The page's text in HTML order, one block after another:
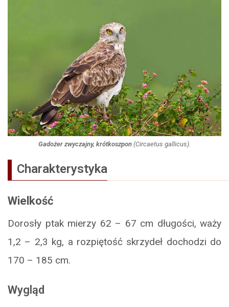
Gadożer zwyczajny, krótkoszpon (Circaetus gallicus).
Charakterystyka
Wielkość
Dorosły ptak mierzy 62 – 67 cm długości, waży
1,2 – 2,3 kg, a rozpiętość skrzydeł dochodzi do
170 – 185 cm.
Wygląd